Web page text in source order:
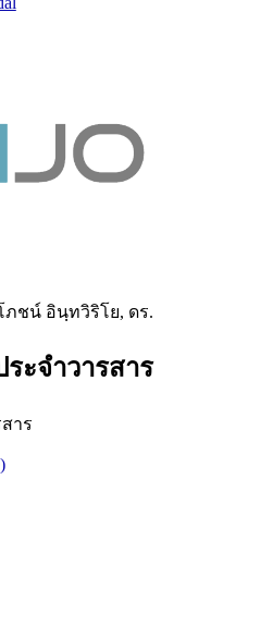
ชน์ อินฺทวิริโย, ดร.
ะจำวารสาร
าร